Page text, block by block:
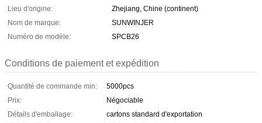
Lieu d'origine:
Zhejiang, Chine (continent)
Nom de marque:
SUNWINJER
Numéro de modèle:
SPCB26
Conditions de paiement et expédition
Quantité de commande min:
5000pcs
Prix:
Négociable
Détails d'emballage:
cartons standard d'exportation